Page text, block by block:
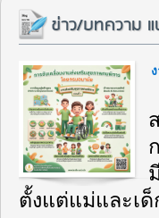
ข่าว/บทความ แ
ตั้งแต่แม่และเด็